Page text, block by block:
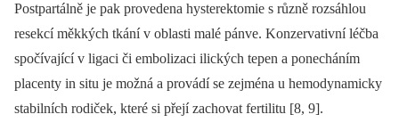
Postpartálně je pak provedena hysterektomie s různě rozsáhlou
resekcí měkkých tkání v oblasti malé pánve. Konzervativní léčba
spočívající v ligaci či embolizaci ilických tepen a ponecháním
placenty in situ je možná a provádí se zejména u hemodynamicky
stabilních rodiček, které si přejí zachovat fertilitu [8, 9].